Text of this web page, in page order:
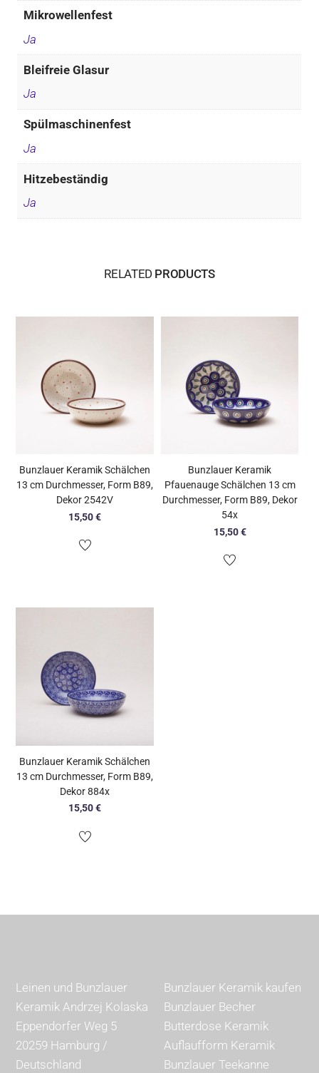
Mikrowellenfest
Ja
Bleifreie Glasur
Ja
Spülmaschinenfest
Ja
Hitzebeständig
Ja
RELATEDPRODUCTS
Bunzlauer Keramik Schälchen
13 cm Durchmesser, Form B89,
Dekor 2542V
15,50€
Bunzlauer Keramik
Pfauenauge Schälchen 13 cm
Durchmesser, Form B89, Dekor
54x
15,50€
Bunzlauer Keramik Schälchen
13 cm Durchmesser, Form B89,
Dekor 884x
15,50€
Leinen und Bunzlauer
Keramik Andrzej Kolaska
Eppendorfer Weg 5
20259 Hamburg /
Deutschland
Bunzlauer Keramik kaufen
Bunzlauer Becher
Butterdose Keramik
Auflaufform Keramik
Bunzlauer Teekanne